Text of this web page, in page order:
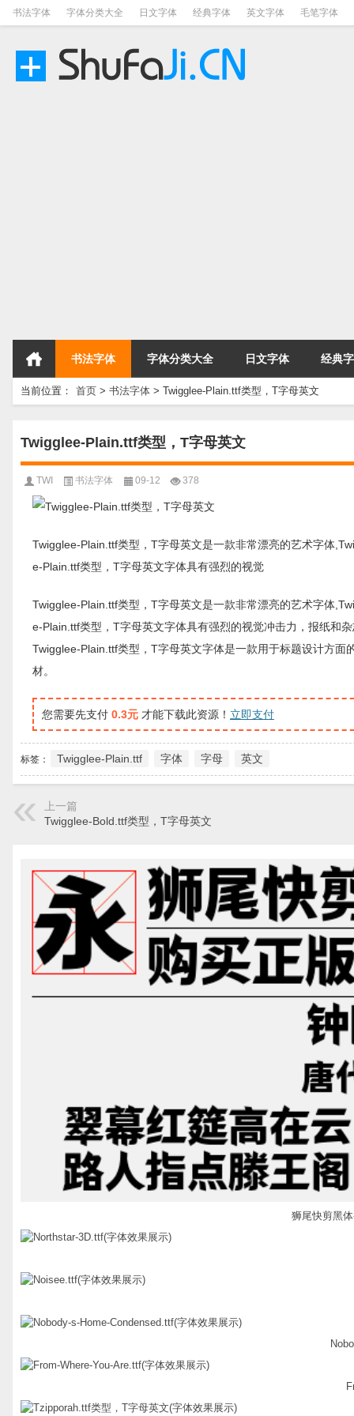
书法字体 字体分类大全 日文字体 经典字体 英文字体 毛笔字体
书法字体 字体分类大全 日文字体 经典
当前位置： 首页 > 书法字体 > Twigglee-Plain.ttf类型，T字母英文
Twigglee-Plain.ttf类型，T字母英文
TWI 书法字体 09-12 378
Twigglee-Plain.ttf类型，T字母英文是一款非常漂亮的艺术字体
e-Plain.ttf类型，T字母英文字体具有强烈的视觉
Twigglee-Plain.ttf类型，T字母英文是一款非常漂亮的艺术字体
e-Plain.ttf类型，T字母英文字体具有强烈的视觉冲击力，报纸和
Twigglee-Plain.ttf类型，T字母英文字体是一款用于标题设计方
材。
您需要先支付 0.3元 才能下载此资源！ 立即支付
标签： Twigglee-Plain.ttf 字体 字母 英文
上一篇
Twigglee-Bold.ttf类型，T字母英文
狮尾快剪黑